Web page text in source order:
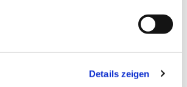
Details zeigen